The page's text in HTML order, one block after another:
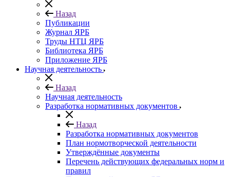
Назад
Публикации
Журнал ЯРБ
Труды НТЦ ЯРБ
Библиотека ЯРБ
Приложение ЯРБ
Научная деятельность
Назад
Научная деятельность
Разработка нормативных документов
Назад
Разработка нормативных документов
План нормотворческой деятельности
Утверждённые документы
Перечень действующих федеральных норм и
правил